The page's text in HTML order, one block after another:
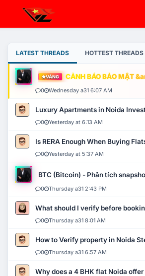
LATEST THREADS HOTTEST THREADS
VÀNG CẢNH BÁO BẢO MẬT
0 Wednesday a31 6:07 AM
Luxury Apartments in Noida
0 Yesterday at 6:13 AM
Is RERA Enough When Buying
0 Yesterday at 5:37 AM
BTC (Bitcoin) - Phân tích
0 Thursday a31 2:43 PM
What should I verify before
0 Thursday a31 8:01 AM
How to Verify property in Noida
0 Thursday a31 6:57 AM
Why does a 4 BHK flat Noida